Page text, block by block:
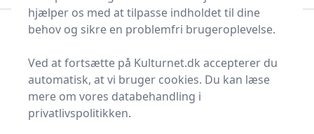
Øreringe og piercinger
Bedste ørekæder og
tilbud - top 20
hjælper os med at tilpasse indholdet til dine
behov og sikre en problemfri brugeroplevelse.
Ved at fortsætte på Kulturnet.dk accepterer du
automatisk, at vi bruger cookies. Du kan læse
mere om vores databehandling i
privatlivspolitikken.